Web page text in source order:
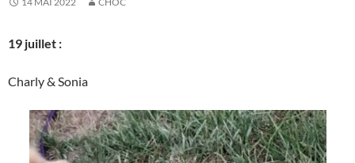
19 juillet :
Charly & Sonia